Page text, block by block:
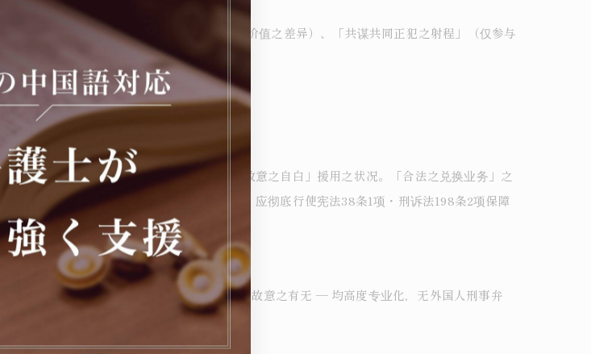
点之暗号资产价值与刑事请求时点之换算价值之差异）、「共谋共同正犯之射程」（仅参与
左右案件之结局。
法之兑换业务」时，反而被以此为「未必故意之自白」援用之状况。「合法之兑换业务」之
被侦查机关歪曲利用。在弁护人到达之前，应彻底行使宪法38条1项・刑诉法198条2项保障
争点 ― 暗号资产之客观性、共谋认识、未必故意之有无 ― 均高度专业化，无外国人刑事弁